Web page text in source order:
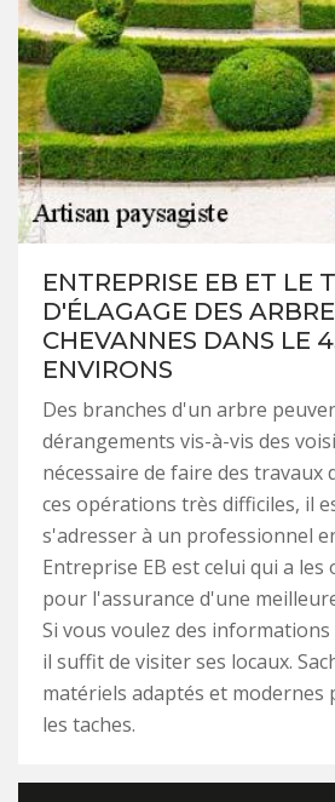
ENTREPRISE EB ET LE
D'ÉLAGAGE DES
CHEVANNES DANS LE
ENVIRONS
Des branches d'un arbre
dérangements vis-à-vis des
nécessaire de faire des travaux
ces opérations très difficiles, il
s'adresser à un professionnel
Entreprise EB est celui qui a les
pour l'assurance d'une
Si vous voulez des
il suffit de visiter ses locaux.
matériels adaptés et modernes
les taches.